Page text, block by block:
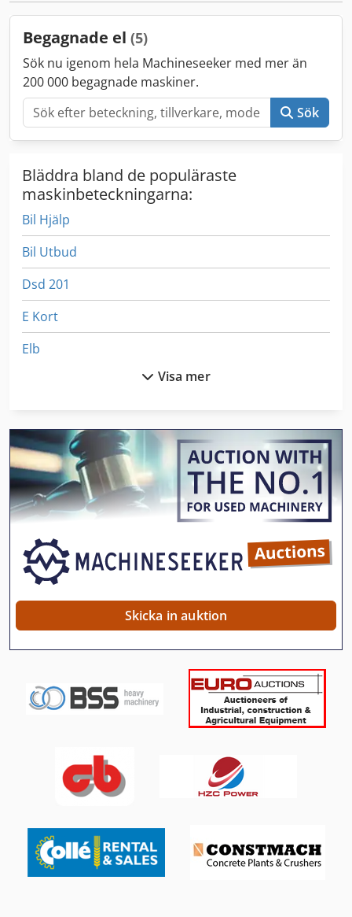
Begagnade el (5)
Sök nu igenom hela Machineseeker med mer än
200 000 begagnade maskiner.
Sök
Bläddra bland de populäraste
maskinbeteckningarna:
Bil Hjälp
Bil Utbud
Dsd 201
E Kort
Elb
Elu Ds 140
Elu Mff 80
Elu Mhb 50
Elu Mof 11
Elu Ps
Elu Ps 174
En Del Städmaskin
German
Idx 23
Tp 201
Visa mer
Skicka in auktion